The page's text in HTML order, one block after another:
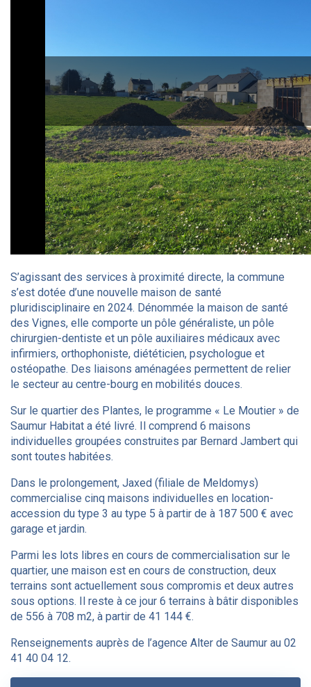
S’agissant des services à proximité directe, la commune
s’est dotée d’une nouvelle maison de santé
pluridisciplinaire en 2024. Dénommée la maison de santé
des Vignes, elle comporte un pôle généraliste, un pôle
chirurgien-dentiste et un pôle auxiliaires médicaux avec
infirmiers, orthophoniste, diététicien, psychologue et
ostéopathe. Des liaisons aménagées permettent de relier
le secteur au centre-bourg en mobilités douces.
Sur le quartier des Plantes, le programme « Le Moutier » de
Saumur Habitat a été livré. Il comprend 6 maisons
individuelles groupées construites par Bernard Jambert qui
sont toutes habitées.
Dans le prolongement, Jaxed (filiale de Meldomys)
commercialise cinq maisons individuelles en location-
accession du type 3 au type 5 à partir de à 187 500 € avec
garage et jardin.
Parmi les lots libres en cours de commercialisation sur le
quartier, une maison est en cours de construction, deux
terrains sont actuellement sous compromis et deux autres
sous options. Il reste à ce jour 6 terrains à bâtir disponibles
de 556 à 708 m2, à partir de 41 144 €.
Renseignements auprès de l’agence Alter de Saumur au 02
41 40 04 12.